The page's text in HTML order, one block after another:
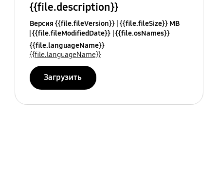
{{file.description}}
Версия {{file.fileVersion}} {{file.fileSize}} MB
{{file.fileModifiedDate}} {{file.osNames}}
{{file.languageName}}
{{file.languageName}}
Загрузить